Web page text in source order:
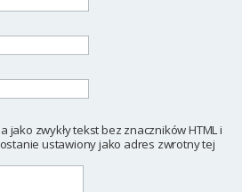
jako zwykły tekst bez znaczników HTML i
ustawiony jako adres zwrotny tej